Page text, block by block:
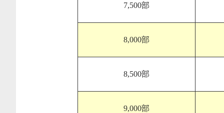
7,500部
8,000部
8,500部
9,000部